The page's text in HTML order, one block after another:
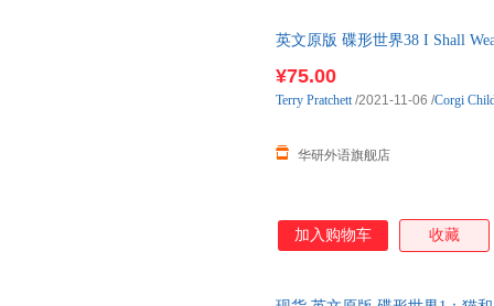
英文原版 碟形世界38 I Shall
¥75.00
华研外语旗舰店
Terry Pratchett/2021-11-06 /Corgi
加入购物车 收藏